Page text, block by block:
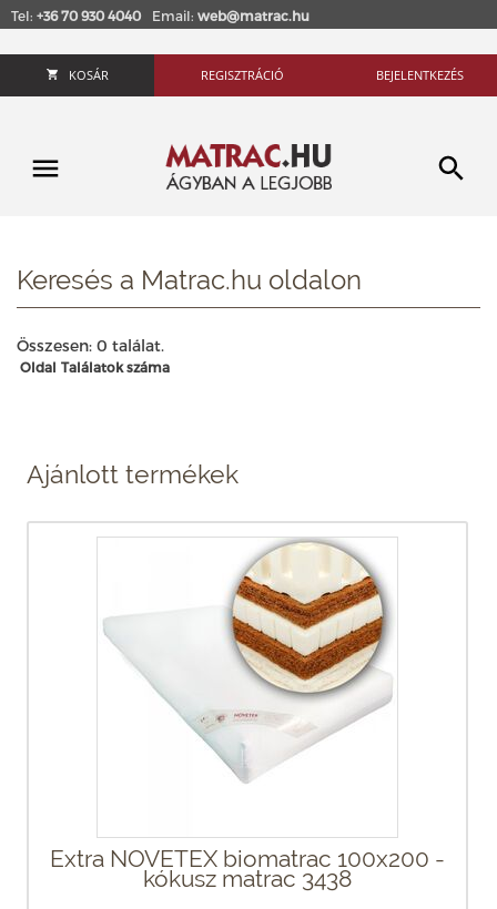
Tel: +36 70 930 4040 Email: web@matrac.hu
KOSÁR REGISZTRÁCIÓ BEJELENTKEZÉS
Keresés a Matrac.hu oldalon
Összesen: 0 találat.
Oldal Találatok száma
Ajánlott termékek
Extra NOVETEX biomatrac 100x200 -
kókusz matrac 3438